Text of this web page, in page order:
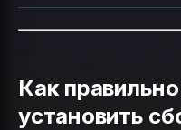
Как
установить